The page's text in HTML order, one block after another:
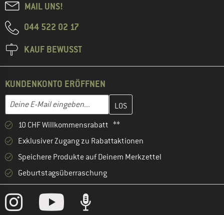
MAIL UNS!
044 522 02 17
KAUF BEWUSST
KUNDENKONTO ERÖFFNEN
E-Mail-Adresse
Gib hier deine E-Mail-Adresse ein und erstelle im nächsten
10 CHF Willkommensrabatt **
Exklusiver Zugang zu Rabattaktionen
Speichere Produkte auf Deinem Merkzettel
Geburtstagsüberraschung